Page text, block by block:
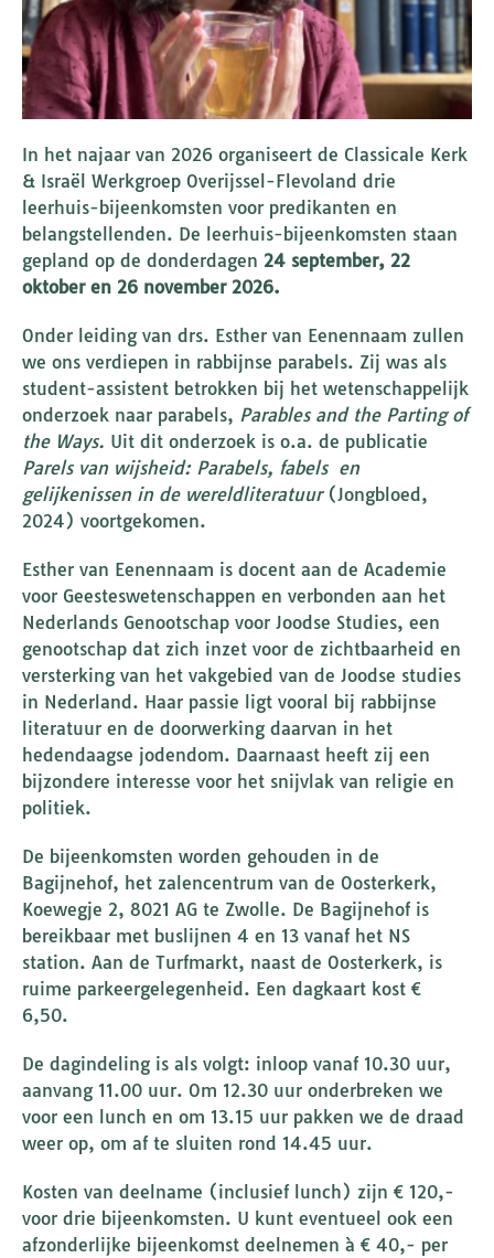
In het najaar van 2026 organiseert de Classicale Kerk
& Israël Werkgroep Overijssel-Flevoland drie
leerhuis-bijeenkomsten voor predikanten en
belangstellenden. De leerhuis-bijeenkomsten staan
gepland op de donderdagen 24 september, 22
oktober en 26 november 2026.
Onder leiding van drs. Esther van Eenennaam zullen
we ons verdiepen in rabbijnse parabels. Zij was als
student-assistent betrokken bij het wetenschappelijk
onderzoek naar parabels, Parables and the Parting of
the Ways. Uit dit onderzoek is o.a. de publicatie
Parels van wijsheid: Parabels, fabels en
gelijkenissen in de wereldliteratuur(Jongbloed,
2024) voortgekomen.
Esther van Eenennaam is docent aan de Academie
voor Geesteswetenschappen en verbonden aan het
Nederlands Genootschap voor Joodse Studies, een
genootschap dat zich inzet voor de zichtbaarheid en
versterking van het vakgebied van de Joodse studies
in Nederland. Haar passie ligt vooral bij rabbijnse
literatuur en de doorwerking daarvan in het
hedendaagse jodendom. Daarnaast heeft zij een
bijzondere interesse voor het snijvlak van religie en
politiek.
De bijeenkomsten worden gehouden in de
Bagijnehof, het zalencentrum van de Oosterkerk,
Koewegje 2, 8021 AG te Zwolle. De Bagijnehof is
bereikbaar met buslijnen 4 en 13 vanaf het NS
station. Aan de Turfmarkt, naast de Oosterkerk, is
ruime parkeergelegenheid. Een dagkaart kost €
6,50.
De dagindeling is als volgt: inloop vanaf 10.30 uur,
aanvang 11.00 uur. Om 12.30 uur onderbreken we
voor een lunch en om 13.15 uur pakken we de draad
weer op, om af te sluiten rond 14.45 uur.
Kosten van deelname (inclusief lunch) zijn € 120,-
voor drie bijeenkomsten. U kunt eventueel ook een
afzonderlijke bijeenkomst deelnemen à € 40,- per